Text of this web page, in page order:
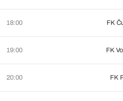
18:00 FK
19:00 FK
20:00 FK